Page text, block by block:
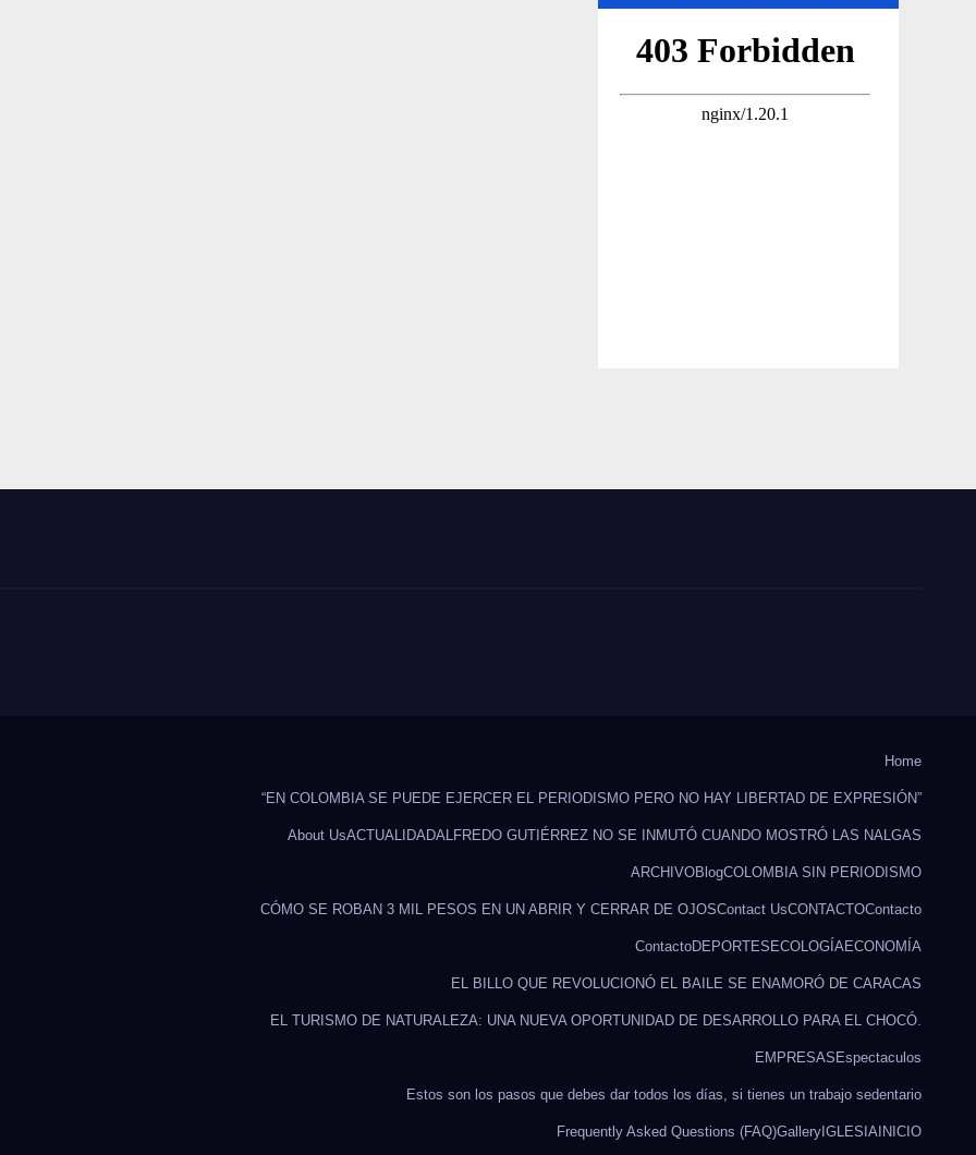
Home
“EN COLOMBIA SE PUEDE EJERCER EL PERIODISMO PERO NO HAY LIBERTAD DE EXPRESIÓN”
About UsACTUALIDADALFREDO GUTIÉRREZ NO SE INMUTÓ CUANDO MOSTRÓ LAS NALGAS
ARCHIVOBlogCOLOMBIA SIN PERIODISMO
CÓMO SE ROBAN 3 MIL PESOS EN UN ABRIR Y CERRAR DE OJOSContact UsCONTACTOContacto
ContactoDEPORTES ECOLOGÍAECONOMÍA
EL BILLO QUE REVOLUCIONÓ EL BAILE SE ENAMORÓ DE CARACAS
EL TURISMO DE NATURALEZA: UNA NUEVA OPORTUNIDAD DE DESARROLLO PARA EL CHOCÓ.
EMPRESAS Espectaculos
Estos son los pasos que debes dar todos los días, si tienes un trabajo sedentario
Frequently Asked Questions (FAQ)Gallery IGLESIA INICIO